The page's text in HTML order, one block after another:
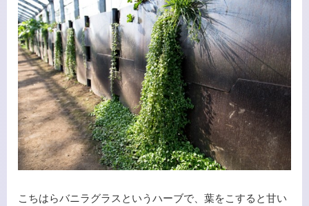
こちはらバニラグラスというハーブで、葉をこすると甘い